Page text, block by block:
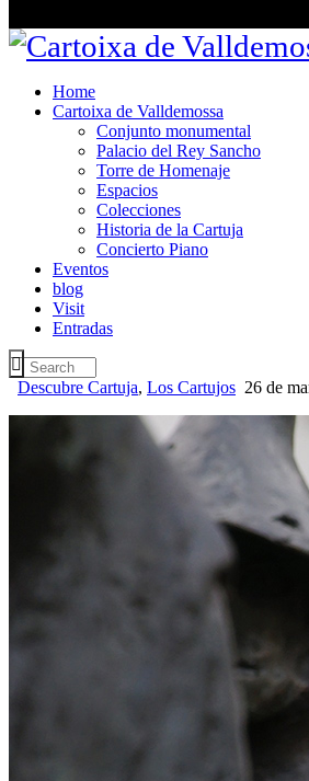
Home
Cartoixa de Valldemossa
Conjunto monumental
Palacio del Rey Sancho
Torre de Homenaje
Espacios
Colecciones
Historia de la Cartuja
Concierto Piano
Eventos
blog
Visit
Entradas
Descubre Cartuja, Los Cartujos 26 de